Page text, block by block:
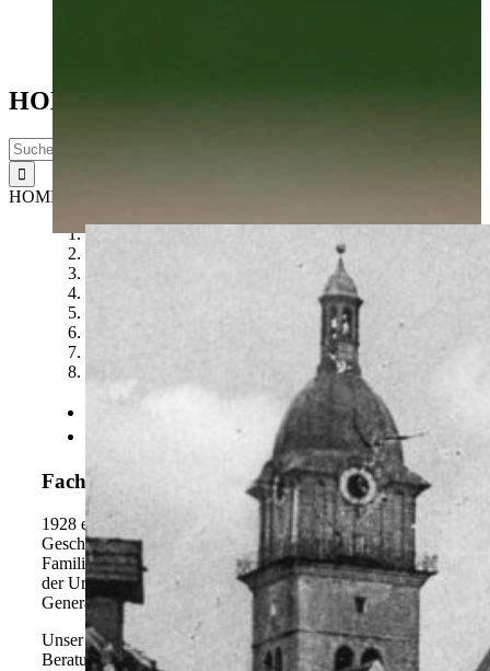
HOME
Suche
nach:
HOME
1
Fachgeschäft seit 1928
1928 eröffnete Uhrmachermeister HansLindner das
Geschäft am Unteren Marktplatz. Heute wird das
Familienunternehmen -bereits zum wiederholten Mal mit
der Urkunde „1a-Juwelier“ ausgezeichnet- in der dritten
Generation geführt.
Unser geschultes Fachpersonal bietet Ihnen nicht nur beste
Beratung bei Service, Reparatur und Verkauf, mit